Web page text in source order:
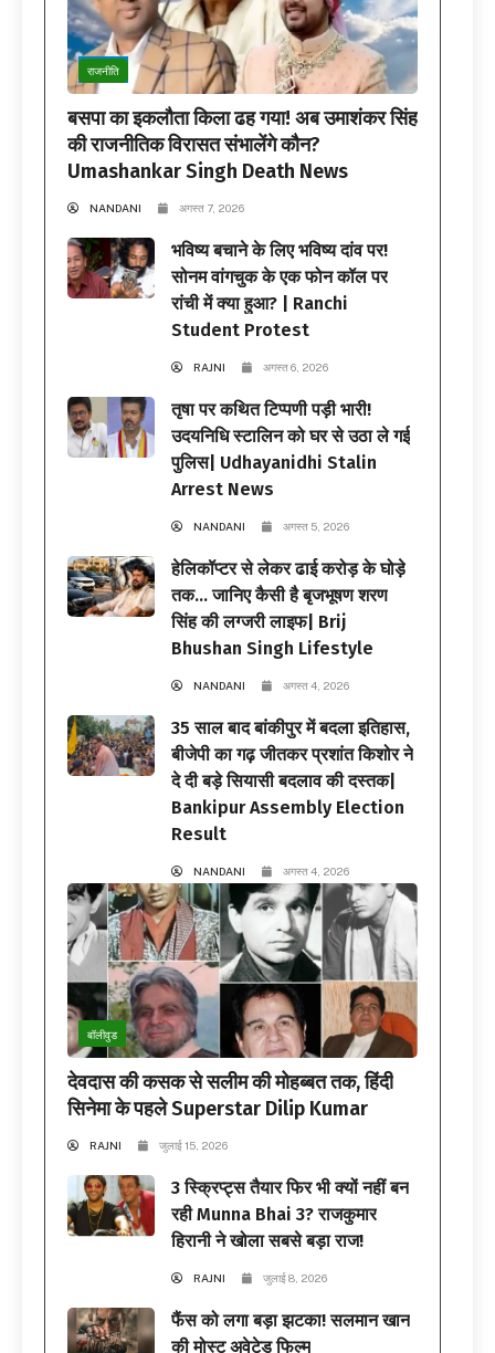
राजनीति
बसपा का इकलौता किला ढह गया! अब उमाशंकर सिंह
की राजनीतिक विरासत संभालेंगे कौन?
Umashankar Singh Death News
NANDANI अगस्त 7, 2026
भविष्य बचाने के लिए भविष्य दांव पर!
सोनम वांगचुक के एक फोन कॉल पर
रांची में क्या हुआ? | Ranchi
Student Protest
RAJNI अगस्त 6, 2026
तृषा पर कथित टिप्पणी पड़ी भारी!
उदयनिधि स्टालिन को घर से उठा ले गई
पुलिस| Udhayanidhi Stalin
Arrest News
NANDANI अगस्त 5, 2026
हेलिकॉप्टर से लेकर ढाई करोड़ के घोड़े
तक… जानिए कैसी है बृजभूषण शरण
सिंह की लग्जरी लाइफ| Brij
Bhushan Singh Lifestyle
NANDANI अगस्त 4, 2026
35 साल बाद बांकीपुर में बदला इतिहास,
बीजेपी का गढ़ जीतकर प्रशांत किशोर ने
दे दी बड़े सियासी बदलाव की दस्तक|
Bankipur Assembly Election
Result
NANDANI अगस्त 4, 2026
बॉलीवुड
देवदास की कसक से सलीम की मोहब्बत तक, हिंदी
सिनेमा के पहले Superstar Dilip Kumar
RAJNI जुलाई 15, 2026
3 स्क्रिप्ट्स तैयार फिर भी क्यों नहीं बन
रही Munna Bhai 3? राजकुमार
हिरानी ने खोला सबसे बड़ा राज!
RAJNI जुलाई 8, 2026
फैंस को लगा बड़ा झटका! सलमान खान
की मोस्ट अवेटेड फिल्म